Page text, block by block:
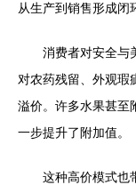
从生产到销售形成闭
消费者对安全与
对农药残留、外观瑕
溢价。许多水果甚至
一步提升了附加值。
这种高价模式也